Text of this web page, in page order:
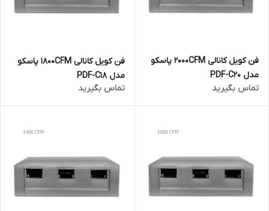
فن کویل کانالی 2000CFM پاسکو
مدل PDF-C20
تماس بگیرید
فن کویل کانالی 1800CFM پاسکو
مدل PDF-C18
تماس بگیرید